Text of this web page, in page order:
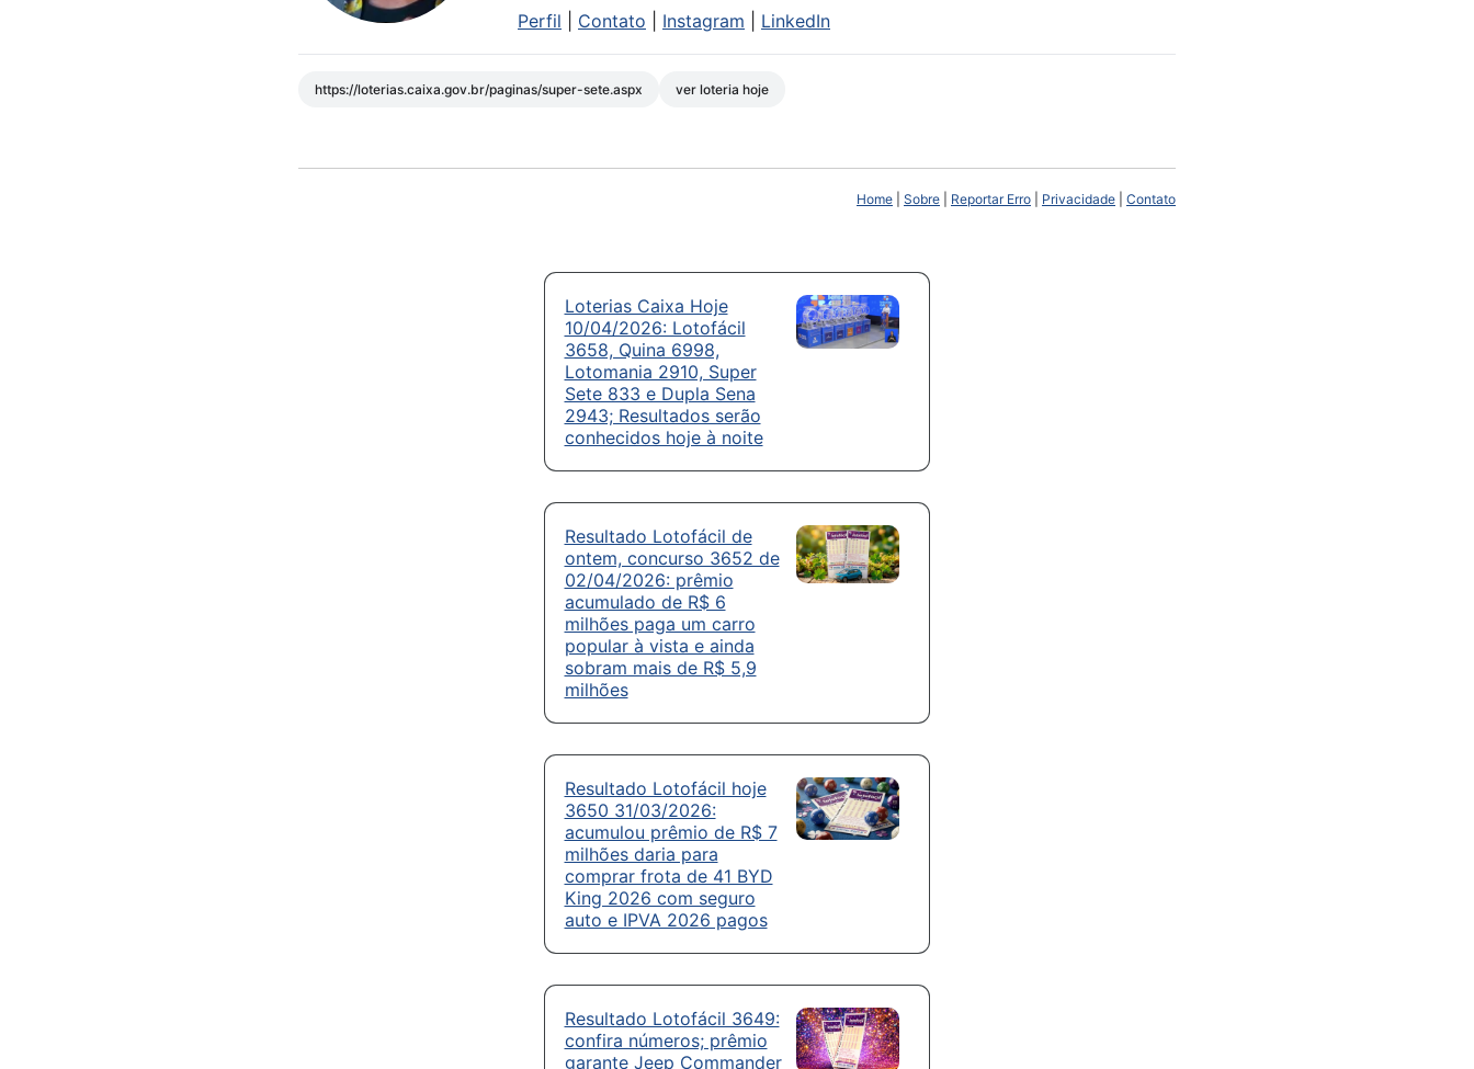
Perfil Contato Instagram LinkedIn
https://loterias.caixa.gov.br/paginas/super-sete.aspx ver loteria hoje
Home Sobre Reportar Erro Privacidade Contato
Loterias Caixa Hoje
10/04/2026: Lotofácil
3658, Quina 6998,
Lotomania 2910, Super
Sete 833 e Dupla Sena
2943; Resultados serão
conhecidos hoje à noite
Resultado Lotofácil de
ontem, concurso 3652 de
02/04/2026: prêmio
acumulado de R$ 6
milhões paga um carro
popular à vista e ainda
sobram mais de R$ 5,9
milhões
Resultado Lotofácil hoje
3650 31/03/2026:
acumulou prêmio de R$ 7
milhões daria para
comprar frota de 41 BYD
King 2026 com seguro
auto e IPVA 2026 pagos
Resultado Lotofácil 3649:
confira números; prêmio
garante Jeep Commander